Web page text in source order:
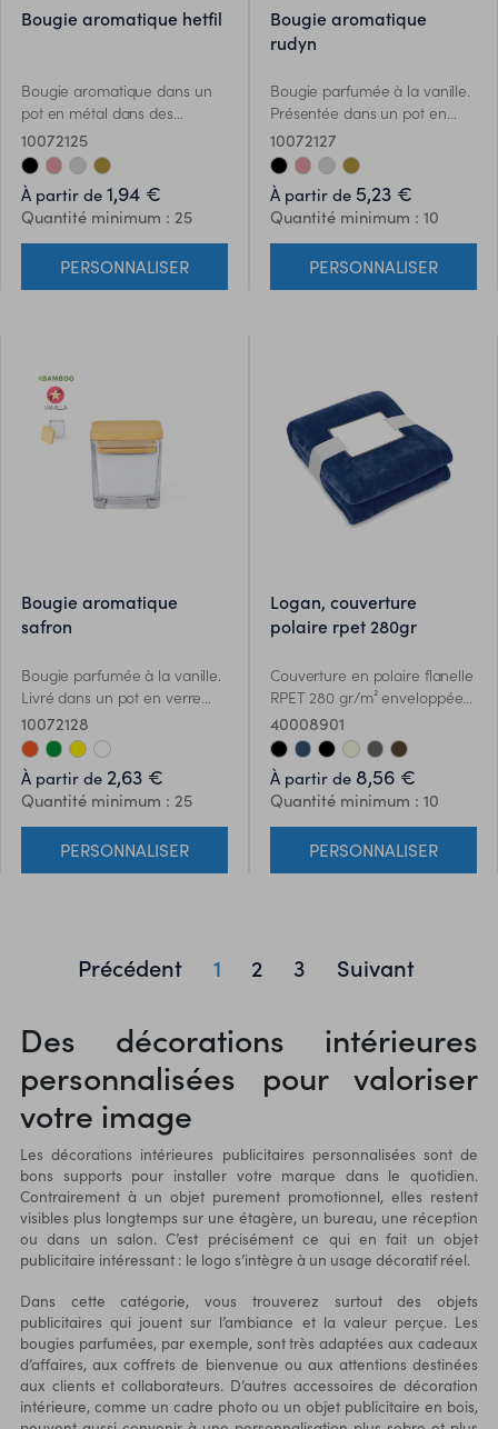
bougie aromatique hetfil
Bougie aromatique dans un
pot en métal dans des
couleurs élégantes, avec un
arôme de vanille. Présentée
dans une boîte individuelle
design kraft.
10072125
À partir de 1,94 €
Quantité minimum : 25
PERSONNALISER
bougie aromatique
rudyn
Bougie parfumée à la vanille.
Présentée dans un pot en
métal avec couvercle en
bambou. Pot disponible dans
une gamme variée de
couleurs de finition métallisée.
Présenté individuellement
dans un boîtier design
kraft.Des matériaux tels que le
bambou encouragent
plante très résistante et
polyvalente, avec une
croissance et une
régénération rapides, étant
une excellente alternative à
l’utilisation du bois
10072127
À partir de 5,23 €
Quantité minimum : 10
PERSONNALISER
bougie aromatique
safron
Bougie parfumée à la vanille.
Livré dans un pot en verre
transparent, de forme carrée
et avec couvercle en
bambou. Présenté dans une
boîte individuelle de
conception kraft. Des
matériaux tels que le bambou
encouragent l’utilisation de
matières premières naturelles
polyvalente, avec une
une excellente alternative à
l’utilisation du bois
traditionnel.
10072128
À partir de 2,63 €
Quantité minimum : 25
PERSONNALISER
logan, couverture
polaire rpet 280gr
Couverture en polaire flanelle
RPET 280 gr/m² enveloppée
d'un ruban et d'une carte
imprimable.
40008901
À partir de 8,56 €
Quantité minimum : 10
PERSONNALISER
Précédent 1 2 3 Suivant
Des décorations intérieures
personnalisées pour valoriser
votre image
Les décorations intérieures publicitaires personnalisées sont de
bons supports pour installer votre marque dans le quotidien.
Contrairement à un objet purement promotionnel, elles restent
visibles plus longtemps sur une étagère, un bureau, une réception
ou dans un salon. C’est précisément ce qui en fait un objet
publicitaire intéressant : le logo s’intègre à un usage décoratif réel.
Dans cette catégorie, vous trouverez surtout des objets
publicitaires qui jouent sur l’ambiance et la valeur perçue. Les
bougies parfumées, par exemple, sont très adaptées aux cadeaux
d’affaires, aux coffrets de bienvenue ou aux attentions destinées
aux clients et collaborateurs. D’autres accessoires de décoration
intérieure, comme un cadre photo ou un objet publicitaire en bois,